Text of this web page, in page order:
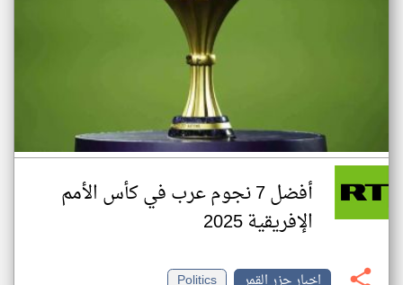
أفضل 7 نجوم عرب في كأس الأمم
الإفريقية 2025